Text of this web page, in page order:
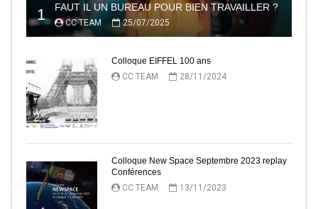
1 FAUT IL UN BUREAU POUR BIEN TRAVAILLER ?
CC TEAM 25/07/2025
2
Colloque EIFFEL 100 ans
CC TEAM
28/11/2024
Colloque New Space Septembre 2023 replay
Conférences
CC TEAM
13/11/2023